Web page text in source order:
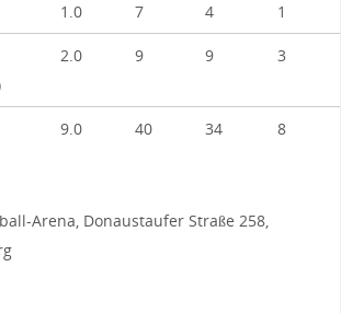
1.0 7 4 1
2.0 9 9 3
9.0 40 34 8
Arena, Donaustaufer Straße 258,